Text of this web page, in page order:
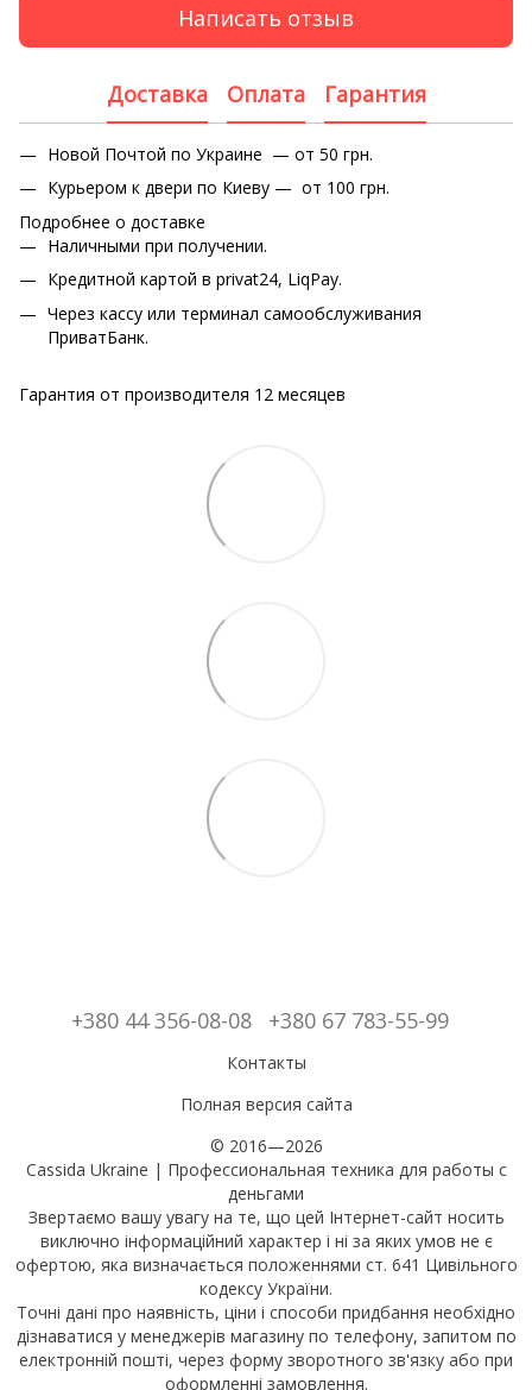
Написать отзыв
Доставка Оплата Гарантия
Новой Почтой по Украине — от 50 грн.
Курьером к двери по Киеву — от 100 грн.
Подробнее о доставке
Наличными при получении.
Кредитной картой в privat24, LiqPay.
Через кассу или терминал самообслуживания
ПриватБанк.
Гарантия от производителя 12 месяцев
+380 44 356-08-08 +380 67 783-55-99
Контакты
Полная версия сайта
© 2016—2026
Cassida Ukraine | Профессиональная техника для работы с
деньгами
Звертаємо вашу увагу на те, що цей Інтернет-сайт носить
виключно інформаційний характер і ні за яких умов не є
офертою, яка визначається положеннями ст. 641 Цивільного
кодексу України.
Точні дані про наявність, ціни і способи придбання необхідно
дізнаватися у менеджерів магазину по телефону, запитом по
електронній пошті, через форму зворотного зв'язку або при
оформленні замовлення.